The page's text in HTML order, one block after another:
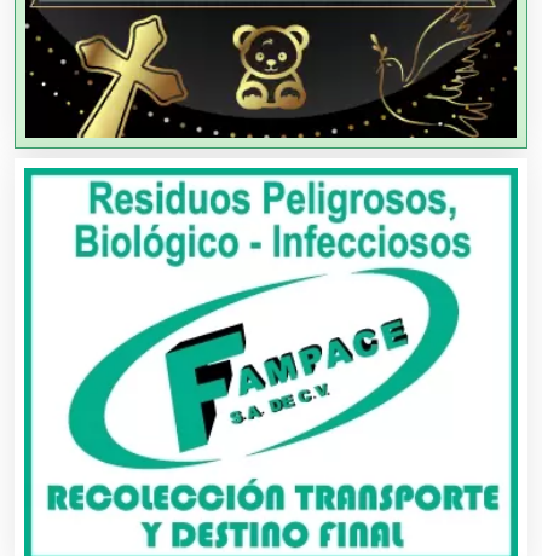
Artículos de Oficina
Artículos de Piel
Artículos Deportivos
Artículos Importados
Artículos para el Hogar
Artículos para Regalos